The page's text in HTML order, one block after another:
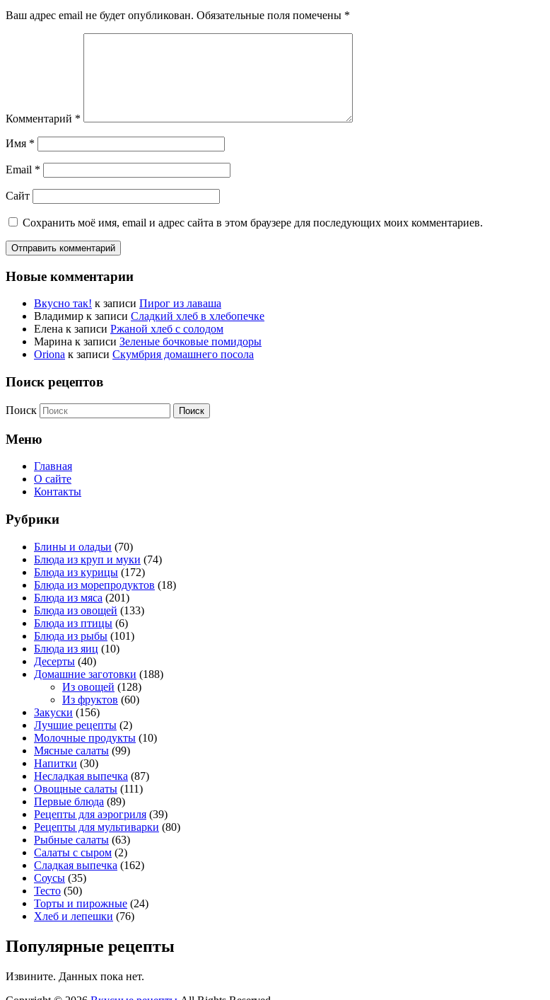
Ваш адрес email не будет опубликован. Обязательные поля помечены *
Комментарий *
Имя *
Email *
Сайт
Сохранить моё имя, email и адрес сайта в этом браузере для последующих моих комментариев.
Новые комментарии
Вкусно так! к записи Пирог из лаваша
Владимир к записи Сладкий хлеб в хлебопечке
Елена к записи Ржаной хлеб с солодом
Марина к записи Зеленые бочковые помидоры
Oriona к записи Скумбрия домашнего посола
Поиск рецептов
Поиск
Меню
Главная
О сайте
Контакты
Рубрики
Блины и оладьи (70)
Блюда из круп и муки (74)
Блюда из курицы (172)
Блюда из морепродуктов (18)
Блюда из мяса (201)
Блюда из овощей (133)
Блюда из птицы (6)
Блюда из рыбы (101)
Блюда из яиц (10)
Десерты (40)
Домашние заготовки (188)
Из овощей (128)
Из фруктов (60)
Закуски (156)
Лучшие рецепты (2)
Молочные продукты (10)
Мясные салаты (99)
Напитки (30)
Несладкая выпечка (87)
Овощные салаты (111)
Первые блюда (89)
Рецепты для аэрогриля (39)
Рецепты для мультиварки (80)
Рыбные салаты (63)
Салаты с сыром (2)
Сладкая выпечка (162)
Соусы (35)
Тесто (50)
Торты и пирожные (24)
Хлеб и лепешки (76)
Популярные рецепты
Извините. Данных пока нет.